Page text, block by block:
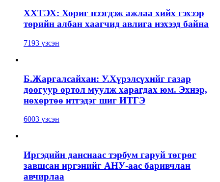
ХХТЭХ: Хориг нээгдэж ажлаа хийх гэхээр
төрийн албан хаагчид авлига нэхээд байна
7193 үзсэн
Б.Жаргалсайхан: У.Хүрэлсүхийг газар
доогуур ортол муулж харагдах юм. Эхнэр,
нөхөртөө итгэдэг шиг ИТГЭ
6003 үзсэн
Иргэдийн данснаас тэрбум гаруй төгрөг
завшсан иргэнийг АНУ-аас баривчлан
авчирлаа